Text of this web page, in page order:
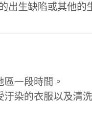
出生缺陷或其他
一段時間。
染的衣服以及清